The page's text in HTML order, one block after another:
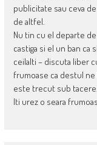
publicitate sau ceva
de altfel.
Nu tin cu el departe
castiga si el un ban ca
ceilalti – discuta liber
frumoase ca destul
este trecut sub tacere.
Iti urez o seara